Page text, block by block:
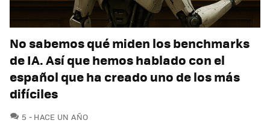
No sabemos qué miden los benchmarks
de IA. Así que hemos hablado con el
español que ha creado uno de los más
difíciles
5 COMENTARIOS
HACE UN AÑO